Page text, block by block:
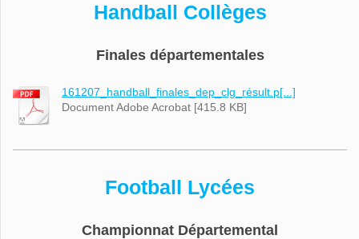
Handball Collèges
Finales départementales
161207_handball_finales_dep_clg_résult.p[...]
Document Adobe Acrobat [415.8 KB]
Football Lycées
Championnat Départemental